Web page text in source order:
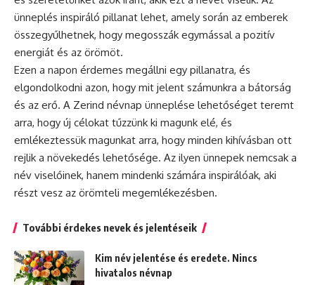
ünneplés inspiráló pillanat lehet, amely során az emberek
összegyűlhetnek, hogy megosszák egymással a pozitív
energiát és az örömöt.
Ezen a napon érdemes megállni egy pillanatra, és
elgondolkodni azon, hogy mit jelent számunkra a bátorság
és az erő. A Zerind névnap ünneplése lehetőséget teremt
arra, hogy új célokat tűzzünk ki magunk elé, és
emlékeztessük magunkat arra, hogy minden kihívásban ott
rejlik a növekedés lehetősége. Az ilyen ünnepek nemcsak a
név viselőinek, hanem mindenki számára inspirálóak, aki
részt vesz az örömteli megemlékezésben.
További érdekes nevek és jelentéseik
Kim név jelentése és eredete. Nincs
hivatalos névnap